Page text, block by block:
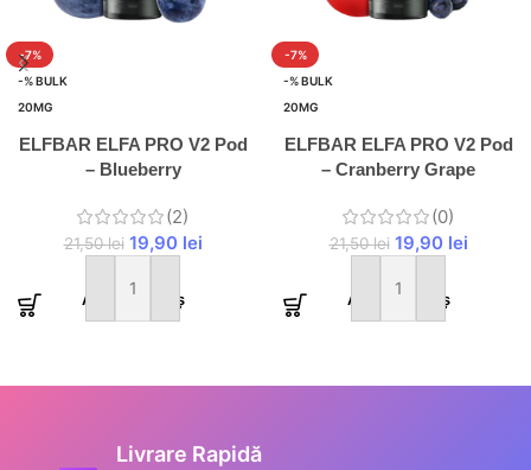
-7%
-% BULK
20MG
ELFBAR ELFA PRO V2 Pod
– Blueberry
(2)
21,50lei 19,90 lei
Adaugă în coș
-7%
-% BULK
20MG
ELFBAR ELFA PRO V2 Pod
– Cranberry Grape
(0)
21,50lei 19,90 lei
Adaugă în coș
Informații Securizate